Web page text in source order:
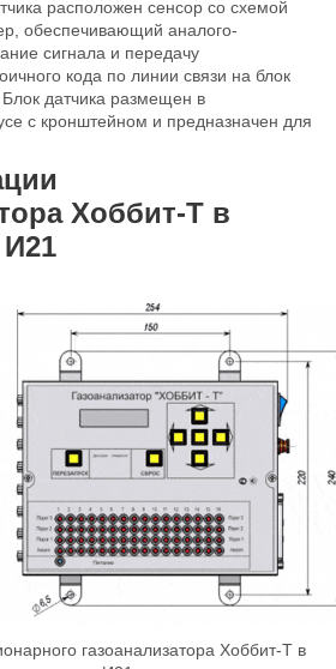
расположен сенсор со схемой
обеспечивающий аналого-
сигнала и передачу
кода по линии связи на блок
датчика размещен в
с кронштейном и предназначен для
Хоббит-Т в
газоанализатора Хоббит-Т в